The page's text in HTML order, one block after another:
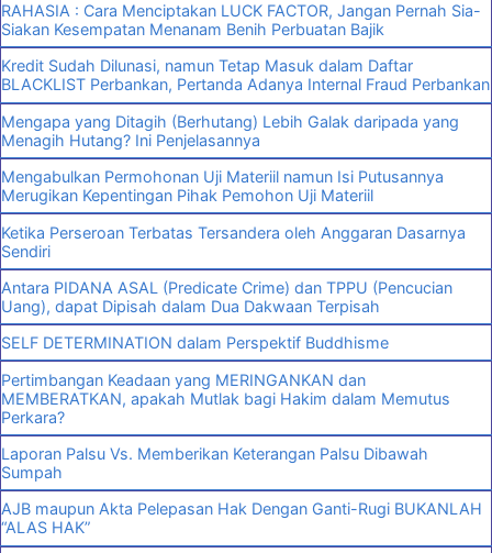
RAHASIA : Cara Menciptakan LUCK FACTOR, Jangan Pernah Sia-
Siakan Kesempatan Menanam Benih Perbuatan Bajik
Kredit Sudah Dilunasi, namun Tetap Masuk dalam Daftar
BLACKLIST Perbankan, Pertanda Adanya Internal Fraud Perbankan
Mengapa yang Ditagih (Berhutang) Lebih Galak daripada yang
Menagih Hutang? Ini Penjelasannya
Mengabulkan Permohonan Uji Materiil namun Isi Putusannya
Merugikan Kepentingan Pihak Pemohon Uji Materiil
Ketika Perseroan Terbatas Tersandera oleh Anggaran Dasarnya
Sendiri
Antara PIDANA ASAL (Predicate Crime) dan TPPU (Pencucian
Uang), dapat Dipisah dalam Dua Dakwaan Terpisah
SELF DETERMINATION dalam Perspektif Buddhisme
Pertimbangan Keadaan yang MERINGANKAN dan
MEMBERATKAN, apakah Mutlak bagi Hakim dalam Memutus
Perkara?
Laporan Palsu Vs. Memberikan Keterangan Palsu Dibawah
Sumpah
AJB maupun Akta Pelepasan Hak Dengan Ganti-Rugi BUKANLAH
“ALAS HAK”